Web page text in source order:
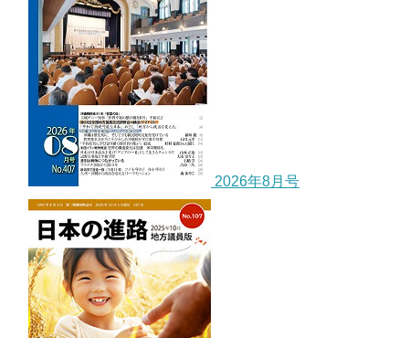
2026年8月号